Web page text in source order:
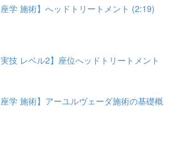
座学 施術】へッドトリートメント (2:19)
実技 レベル2】座位へッドトリートメント
座学 施術】アーユルヴェーダ施術の基礎概